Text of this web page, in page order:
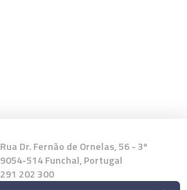
Rua Dr. Fernão de Ornelas, 56 - 3º
9054-514 Funchal, Portugal
291 202 300